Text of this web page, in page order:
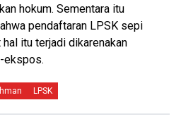
hokum. Sementara itu
pendaftaran LPSK sepi
itu terjadi dikarenakan
ekspos.
LPSK